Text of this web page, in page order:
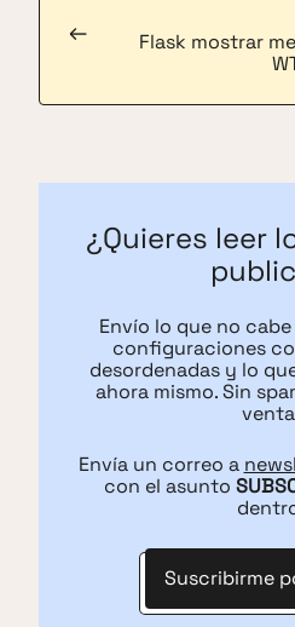
Flask mostrar
←
¿Quieres leer
Envío lo que no
configuraciones
desordenadas y lo
ahora mismo. Sin
Envía un correo a
con el asunto
Suscribirme